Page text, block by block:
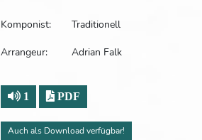
Komponist:
Traditionell
Arrangeur:
Adrian Falk
1 PDF
Auch als Download verfügbar!